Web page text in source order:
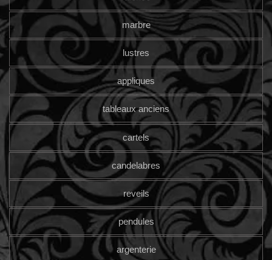
marbre
lustres
appliques
tableaux anciens
cartels
candelabres
reveils
pendules
argenterie